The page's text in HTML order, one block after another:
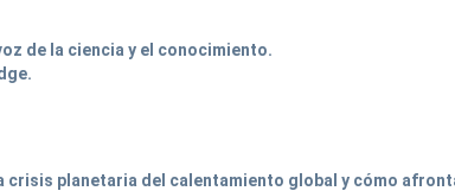
de la ciencia y el conocimiento.
crisis planetaria del calentamiento global y cómo